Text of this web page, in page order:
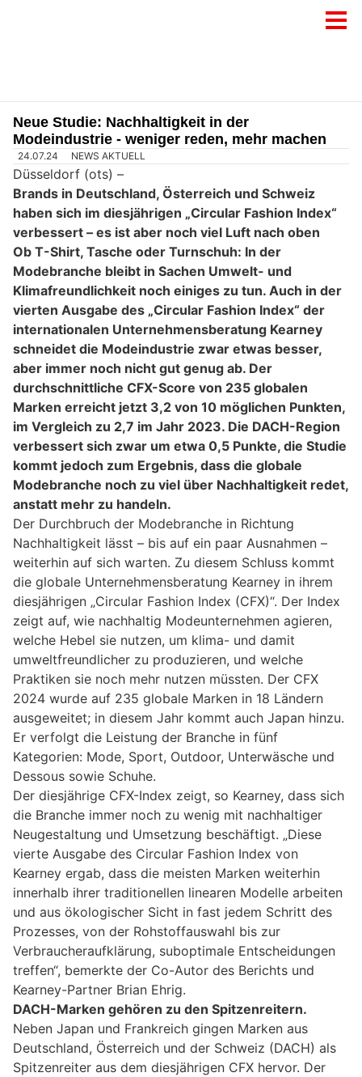
Neue Studie: Nachhaltigkeit in der
Modeindustrie - weniger reden, mehr machen
24.07.24 NEWS AKTUELL
Düsseldorf (ots) –
Brands in Deutschland, Österreich und Schweiz
haben sich im diesjährigen „Circular Fashion Index“
verbessert – es ist aber noch viel Luft nach oben
Ob T-Shirt, Tasche oder Turnschuh: In der
Modebranche bleibt in Sachen Umwelt- und
Klimafreundlichkeit noch einiges zu tun. Auch in der
vierten Ausgabe des „Circular Fashion Index“ der
internationalen Unternehmensberatung Kearney
schneidet die Modeindustrie zwar etwas besser,
aber immer noch nicht gut genug ab. Der
durchschnittliche CFX-Score von 235 globalen
Marken erreicht jetzt 3,2 von 10 möglichen Punkten,
im Vergleich zu 2,7 im Jahr 2023. Die DACH-Region
verbessert sich zwar um etwa 0,5 Punkte, die Studie
kommt jedoch zum Ergebnis, dass die globale
Modebranche noch zu viel über Nachhaltigkeit redet,
anstatt mehr zu handeln.
Der Durchbruch der Modebranche in Richtung
Nachhaltigkeit lässt – bis auf ein paar Ausnahmen –
weiterhin auf sich warten. Zu diesem Schluss kommt
die globale Unternehmensberatung Kearney in ihrem
diesjährigen „Circular Fashion Index (CFX)“. Der Index
zeigt auf, wie nachhaltig Modeunternehmen agieren,
welche Hebel sie nutzen, um klima- und damit
umweltfreundlicher zu produzieren, und welche
Praktiken sie noch mehr nutzen müssten. Der CFX
2024 wurde auf 235 globale Marken in 18 Ländern
ausgeweitet; in diesem Jahr kommt auch Japan hinzu.
Er verfolgt die Leistung der Branche in fünf
Kategorien: Mode, Sport, Outdoor, Unterwäsche und
Dessous sowie Schuhe.
Der diesjährige CFX-Index zeigt, so Kearney, dass sich
die Branche immer noch zu wenig mit nachhaltiger
Neugestaltung und Umsetzung beschäftigt. „Diese
vierte Ausgabe des Circular Fashion Index von
Kearney ergab, dass die meisten Marken weiterhin
innerhalb ihrer traditionellen linearen Modelle arbeiten
und aus ökologischer Sicht in fast jedem Schritt des
Prozesses, von der Rohstoffauswahl bis zur
Verbraucheraufklärung, suboptimale Entscheidungen
treffen“, bemerkte der Co-Autor des Berichts und
Kearney-Partner Brian Ehrig.
DACH-Marken gehören zu den Spitzenreitern.
Neben Japan und Frankreich gingen Marken aus
Deutschland, Österreich und der Schweiz (DACH) als
Spitzenreiter aus dem diesjährigen CFX hervor. Der